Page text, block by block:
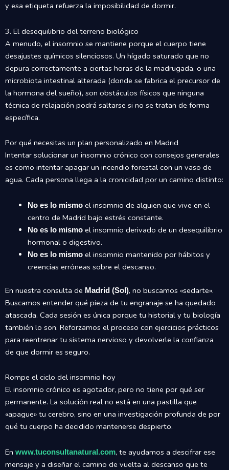
y esa etiqueta refuerza la imposibilidad de dormir.
3. El desequilibrio del terreno biológico
A menudo, el insomnio se mantiene porque el cuerpo tiene
desajustes químicos silenciosos. Un hígado saturado que no
depura correctamente a ciertas horas de la madrugada, o una
microbiota intestinal alterada (donde se fabrica el precursor de
la hormona del sueño), son obstáculos físicos que ninguna
técnica de relajación podrá saltarse si no se tratan de forma
específica.
Por qué necesitas un plan personalizado en Madrid
Intentar solucionar un insomnio crónico con consejos generales
es como intentar apagar un incendio forestal con un vaso de
agua. Cada persona llega a la cronicidad por un camino distinto:
No es lo mismoel insomnio de alguien que vive en el
centro de Madrid bajo estrés constante.
No es lo mismoel insomnio derivado de un desequilibrio
hormonal o digestivo.
No es lo mismoel insomnio mantenido por hábitos y
creencias erróneas sobre el descanso.
En nuestra consulta de Madrid (Sol), no buscamos «sedarte».
Buscamos entender qué pieza de tu engranaje se ha quedado
atascada. Cada sesión es única porque tu historial y tu biología
también lo son. Reforzamos el proceso con ejercicios prácticos
para reentrenar tu sistema nervioso y devolverle la confianza
de que dormir es seguro.
Rompe el ciclo del insomnio hoy
El insomnio crónico es agotador, pero no tiene por qué ser
permanente. La solución real no está en una pastilla que
«apague» tu cerebro, sino en una investigación profunda de por
qué tu cuerpo ha decidido mantenerse despierto.
En www.tuconsultanatural.com, te ayudamos a descifrar ese
mensaje y a diseñar el camino de vuelta al descanso que te